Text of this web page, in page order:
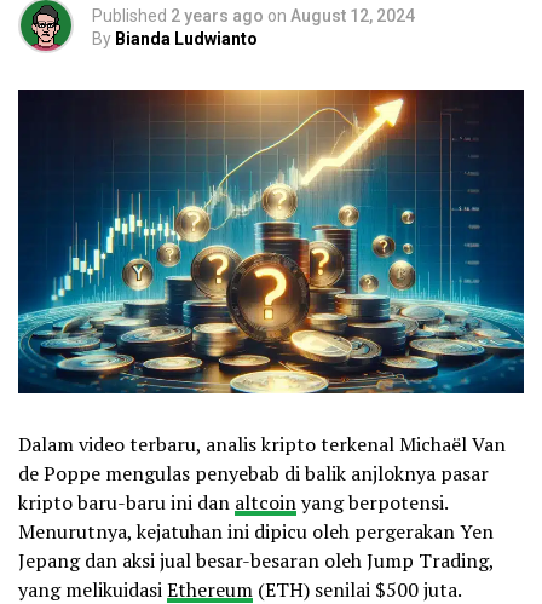
Published 2 years ago on August 12, 2024
By Bianda Ludwianto
Dalam video terbaru, analis kripto terkenal Michaël Van
de Poppe mengulas penyebab di balik anjloknya pasar
kripto baru-baru ini dan altcoinyang berpotensi.
Menurutnya, kejatuhan ini dipicu oleh pergerakan Yen
Jepang dan aksi jual besar-besaran oleh Jump Trading,
yang melikuidasiEthereum (ETH) senilai $500 juta.